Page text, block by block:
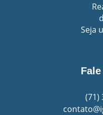
Seja
(71)